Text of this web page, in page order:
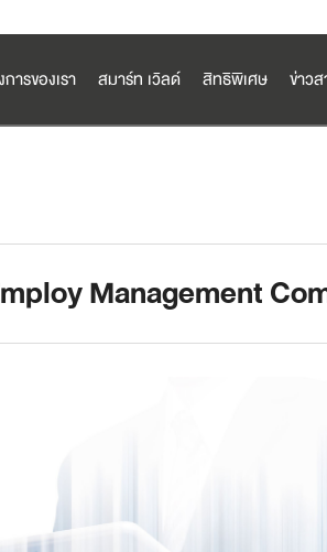
การของเรา สมาร์ท เวิลด์ สิทธิพิเศษ ข่าว
Management